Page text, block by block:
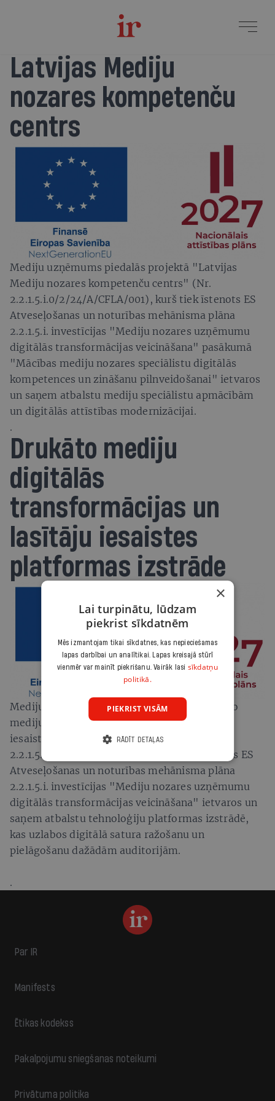
Latvijas Mediju
nozares kompetenču
centrs
Mediju uzņēmums piedalās projektā "Latvijas
Mediju nozares kompetenču centrs" (Nr.
2.2.1.5.i.0/2/24/A/CFLA/001), kurš tiek īstenots ES
Atveseļošanas un noturības mehānisma plāna
2.2.1.5.i. investīcijas "Mediju nozares uzņēmumu
digitālās transformācijas veicināšana" pasākumā
"Mācības mediju nozares speciālistu digitālās
kompetences un zināšanu pilnveidošanai" ietvaros
un saņem atbalstu mediju speciālistu apmācībām
un digitālās attīstības modernizācijai.
.
Drukāto mediju
digitālās
transformācijas un
lasītāju iesaistes
platformas izstrāde
Mediju uzņēmums piedalās projektā "Drukāto
mediju digitālās transformācijas un lasītāju
iesaistes platfromas izstrāde" (Nr.
2.2.1.5.i.0/1/24/A/CFLA/013), kurš tiek īstenots ES
Atveseļošanas un noturības mehānisma plāna
2.2.1.5.i. investīcijas "Mediju nozares uzņēmumu
digitālās transformācijas veicināšana" ietvaros un
saņem atbalstu tehnoloģiju platformas izstrādē,
kas uzlabos digitālā satura ražošanu un
pielāgošanu dažādām auditorijām.
.
Par IR
Manifests
Ētikas kodekss
Pakalpojumu sniegšanas noteikumi
Privātuma politika
×
Lai turpinātu, lūdzam
piekrist sīkdatnēm
Mēs izmantojam tikai sīkdatnes, kas nepieciešamas
lapas darbībai un analītikai. Lapas kreisajā stūrī
vienmēr var mainīt piekrišanu. Vairāk lasi sīkdatņu
politikā.
PIEKRIST VISĀM
RĀDĪT DETAĻAS